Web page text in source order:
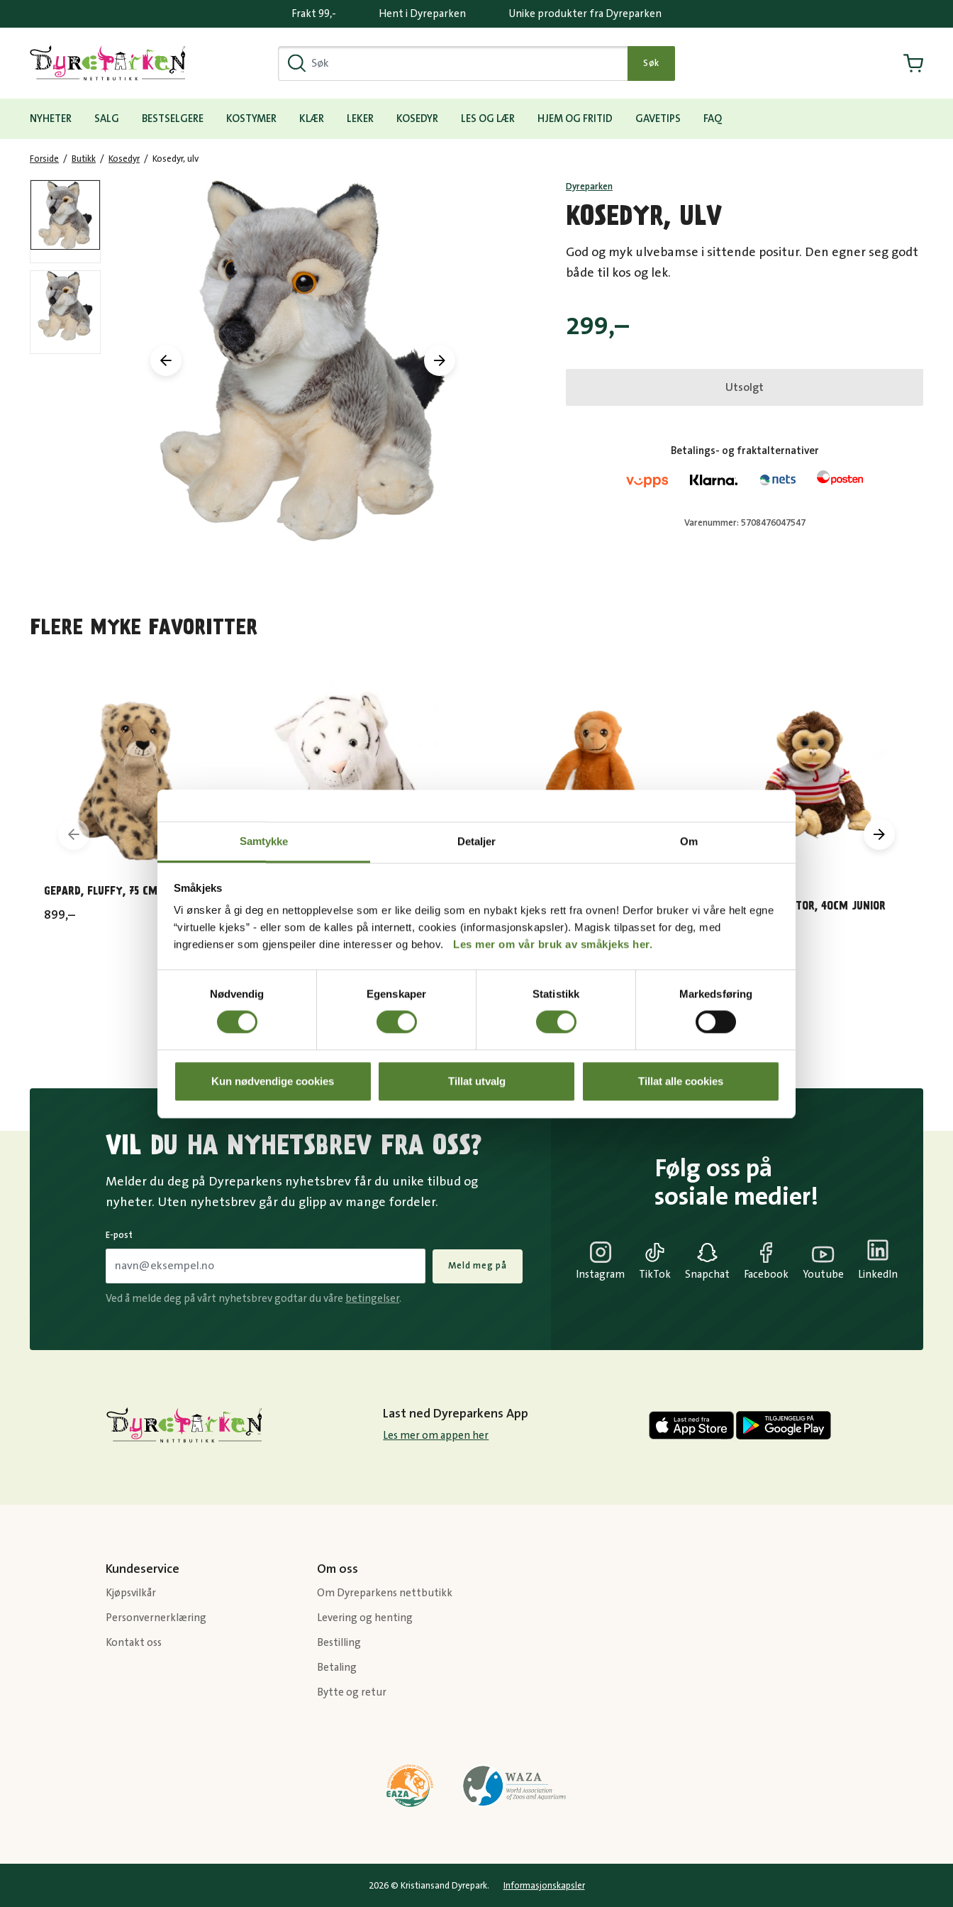
Samtykke Detaljer Om
Småkjeks
Vi ønsker å gi deg en nettopplevelse som er like deilig som en nybakt kjeks rett fra ovnen! Derfor bruker vi våre helt egne
“virtuelle kjeks” - eller som de kalles på internett, cookies (informasjonskapsler). Magisk tilpasset for deg, med
ingredienser som gjenspeiler dine interesser og behov. Les mer om vår bruk av småkjeks her.
Nødvendig
Egenskaper Statistikk Markedsføring
Kun nødvendige cookies Tillat utvalg Tillat alle cookies
Frakt 99,- Hent i Dyreparken Unike produkter fra Dyreparken
Søk
Hovedmeny
NYHETER SALG BESTSELGERE KOSTYMER KLÆR LEKER KOSEDYR LES OG LÆR HJEM OG FRITID GAVETIPS FAQ
Forside / Butikk / Kosedyr / Kosedyr, ulv
Dyreparken
KOSEDYR, ULV
God og myk ulvebamse i sittende positur. Den egner seg godt
både til kos og lek.
299,–
Utsolgt
Betalings- og fraktalternativer
Varenummer: 5708476047547
FLERE MYKE FAVORITTER
GEPARD, FLUFFY, 75 CM
899,–
TIGER-KOSEDYR, 75 CM
849,–
249 ,–
JULIUSBAMSE STOR, 40CM JUNIOR
VIL DU HA NYHETSBREV FRA OSS?
Melder du deg på Dyreparkens nyhetsbrev får du unike tilbud og
nyheter. Uten nyhetsbrev går du glipp av mange fordeler.
E-post
Meld meg på
Ved å melde deg på vårt nyhetsbrev godtar du våre betingelser.
Følg oss på
sosiale medier!
Instagram TikTok Snapchat Facebook Youtube LinkedIn
Last ned Dyreparkens App
Les mer om appen her
Kundeservice
Kjøpsvilkår
Personvernerklæring
Kontakt oss
Om oss
Om Dyreparkens nettbutikk
Levering og henting
Bestilling
Betaling
Bytte og retur
2026 © Kristiansand Dyrepark. Informasjonskapsler